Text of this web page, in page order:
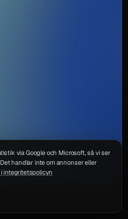
via Google och Microsoft, så vi ser
handlar inte om annonser eller
i integritetspolicyn